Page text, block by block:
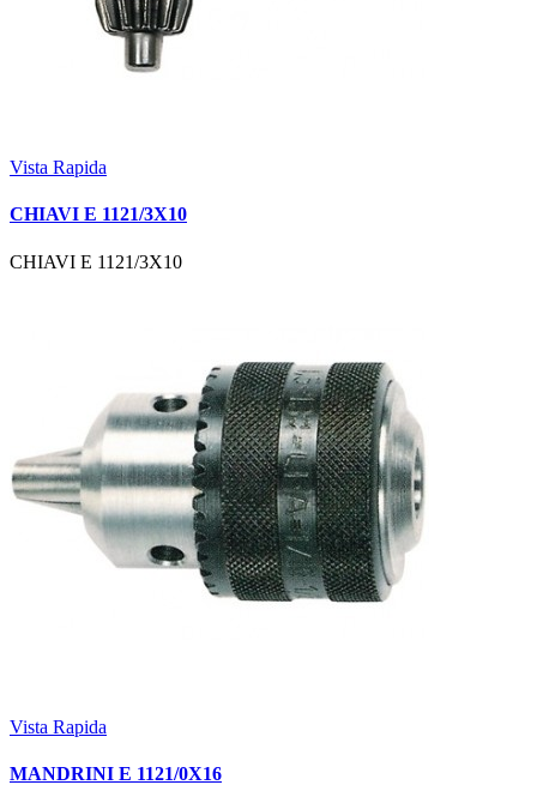
Vista Rapida
CHIAVI E 1121/3X10
CHIAVI E 1121/3X10
Vista Rapida
MANDRINI E 1121/0X16